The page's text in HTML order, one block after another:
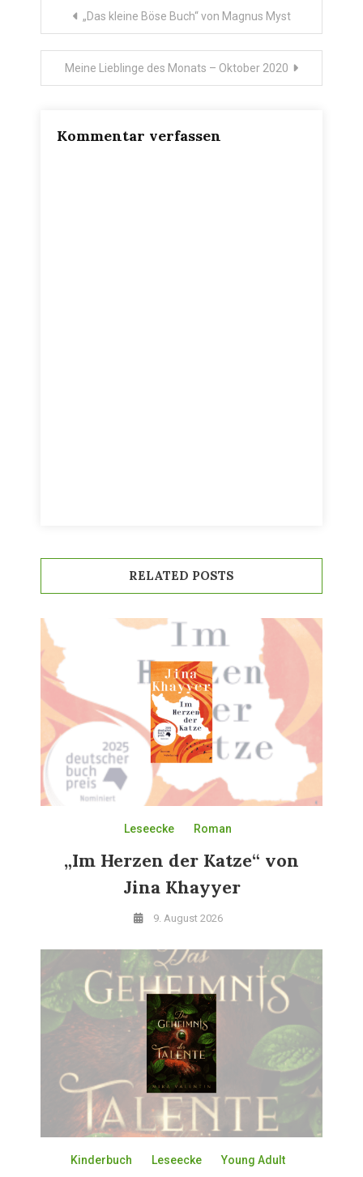
Beitragsnavigation
„Das kleine Böse Buch“ von Magnus Myst
Meine Lieblinge des Monats – Oktober 2020
Kommentar verfassen
RELATED POSTS
Leseecke Roman
„Im Herzen der Katze“ von
Jina Khayyer
9. August 2026
Kinderbuch Leseecke Young Adult